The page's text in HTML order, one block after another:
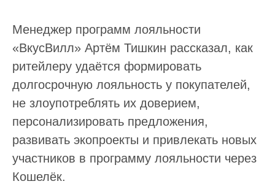
Менеджер программ лояльности
«ВкусВилл» Артём Тишкин рассказал, как
ритейлеру удаётся формировать
долгосрочную лояльность у покупателей,
не злоупотреблять их доверием,
персонализировать предложения,
развивать экопроекты и привлекать новых
участников в программу лояльности через
Кошелёк.